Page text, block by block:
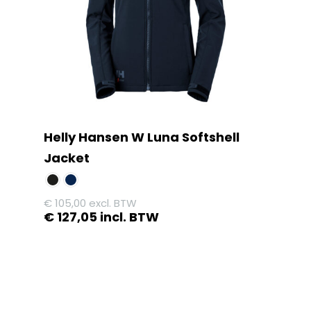
gekozen
productpagina
Helly Hansen W Luna Softshell
Jacket
€105,00 excl. BTW
€ 127,05 incl. BTW